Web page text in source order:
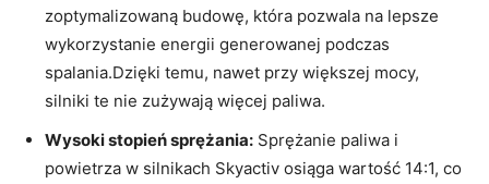
⁣zoptymalizowaną⁣ budowę, która⁤ pozwala na lepsze ​
wykorzystanie energii generowanej podczas
spalania.Dzięki temu, nawet przy‌ większej​ mocy,
silniki​ te nie‍ zużywają ⁢więcej paliwa.
Wysoki⁢ stopień sprężania: Sprężanie paliwa i
powietrza w silnikach Skyactiv osiąga wartość 14:1, co